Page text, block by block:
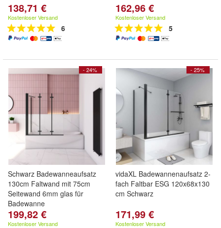
138,71 €
Kostenloser Versand
6
162,96 €
Kostenloser Versand
5
- 24%
Schwarz Badewanneaufsatz
130cm Faltwand mit 75cm
Seitewand 6mm glas für
Badewanne
199,82 €
Kostenloser Versand
- 25%
vidaXL Badewannenaufsatz 2-
fach Faltbar ESG 120x68x130
cm Schwarz
171,99 €
Kostenloser Versand